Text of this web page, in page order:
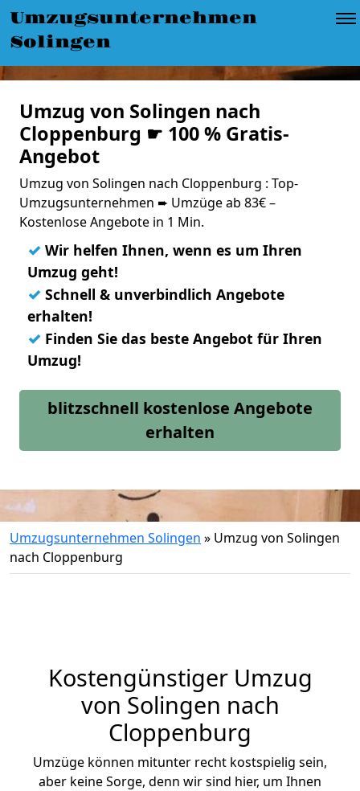
Umzugsunternehmen
Solingen
Umzug von Solingen nach
Cloppenburg ☛ 100 % Gratis-
Angebot
Umzug von Solingen nach Cloppenburg : Top-
Umzugsunternehmen ➨ Umzüge ab 83€ –
Kostenlose Angebote in 1 Min.
✓ Wir helfen Ihnen, wenn es um Ihren
Umzug geht!
✓ Schnell & unverbindlich Angebote
erhalten!
✓ Finden Sie das beste Angebot für Ihren
Umzug!
blitzschnell kostenlose Angebote
erhalten
Umzugsunternehmen Solingen » Umzug von Solingen
nach Cloppenburg
Kostengünstiger Umzug
von Solingen nach
Cloppenburg
Umzüge können mitunter recht kostspielig sein,
aber keine Sorge, denn wir sind hier, um Ihnen